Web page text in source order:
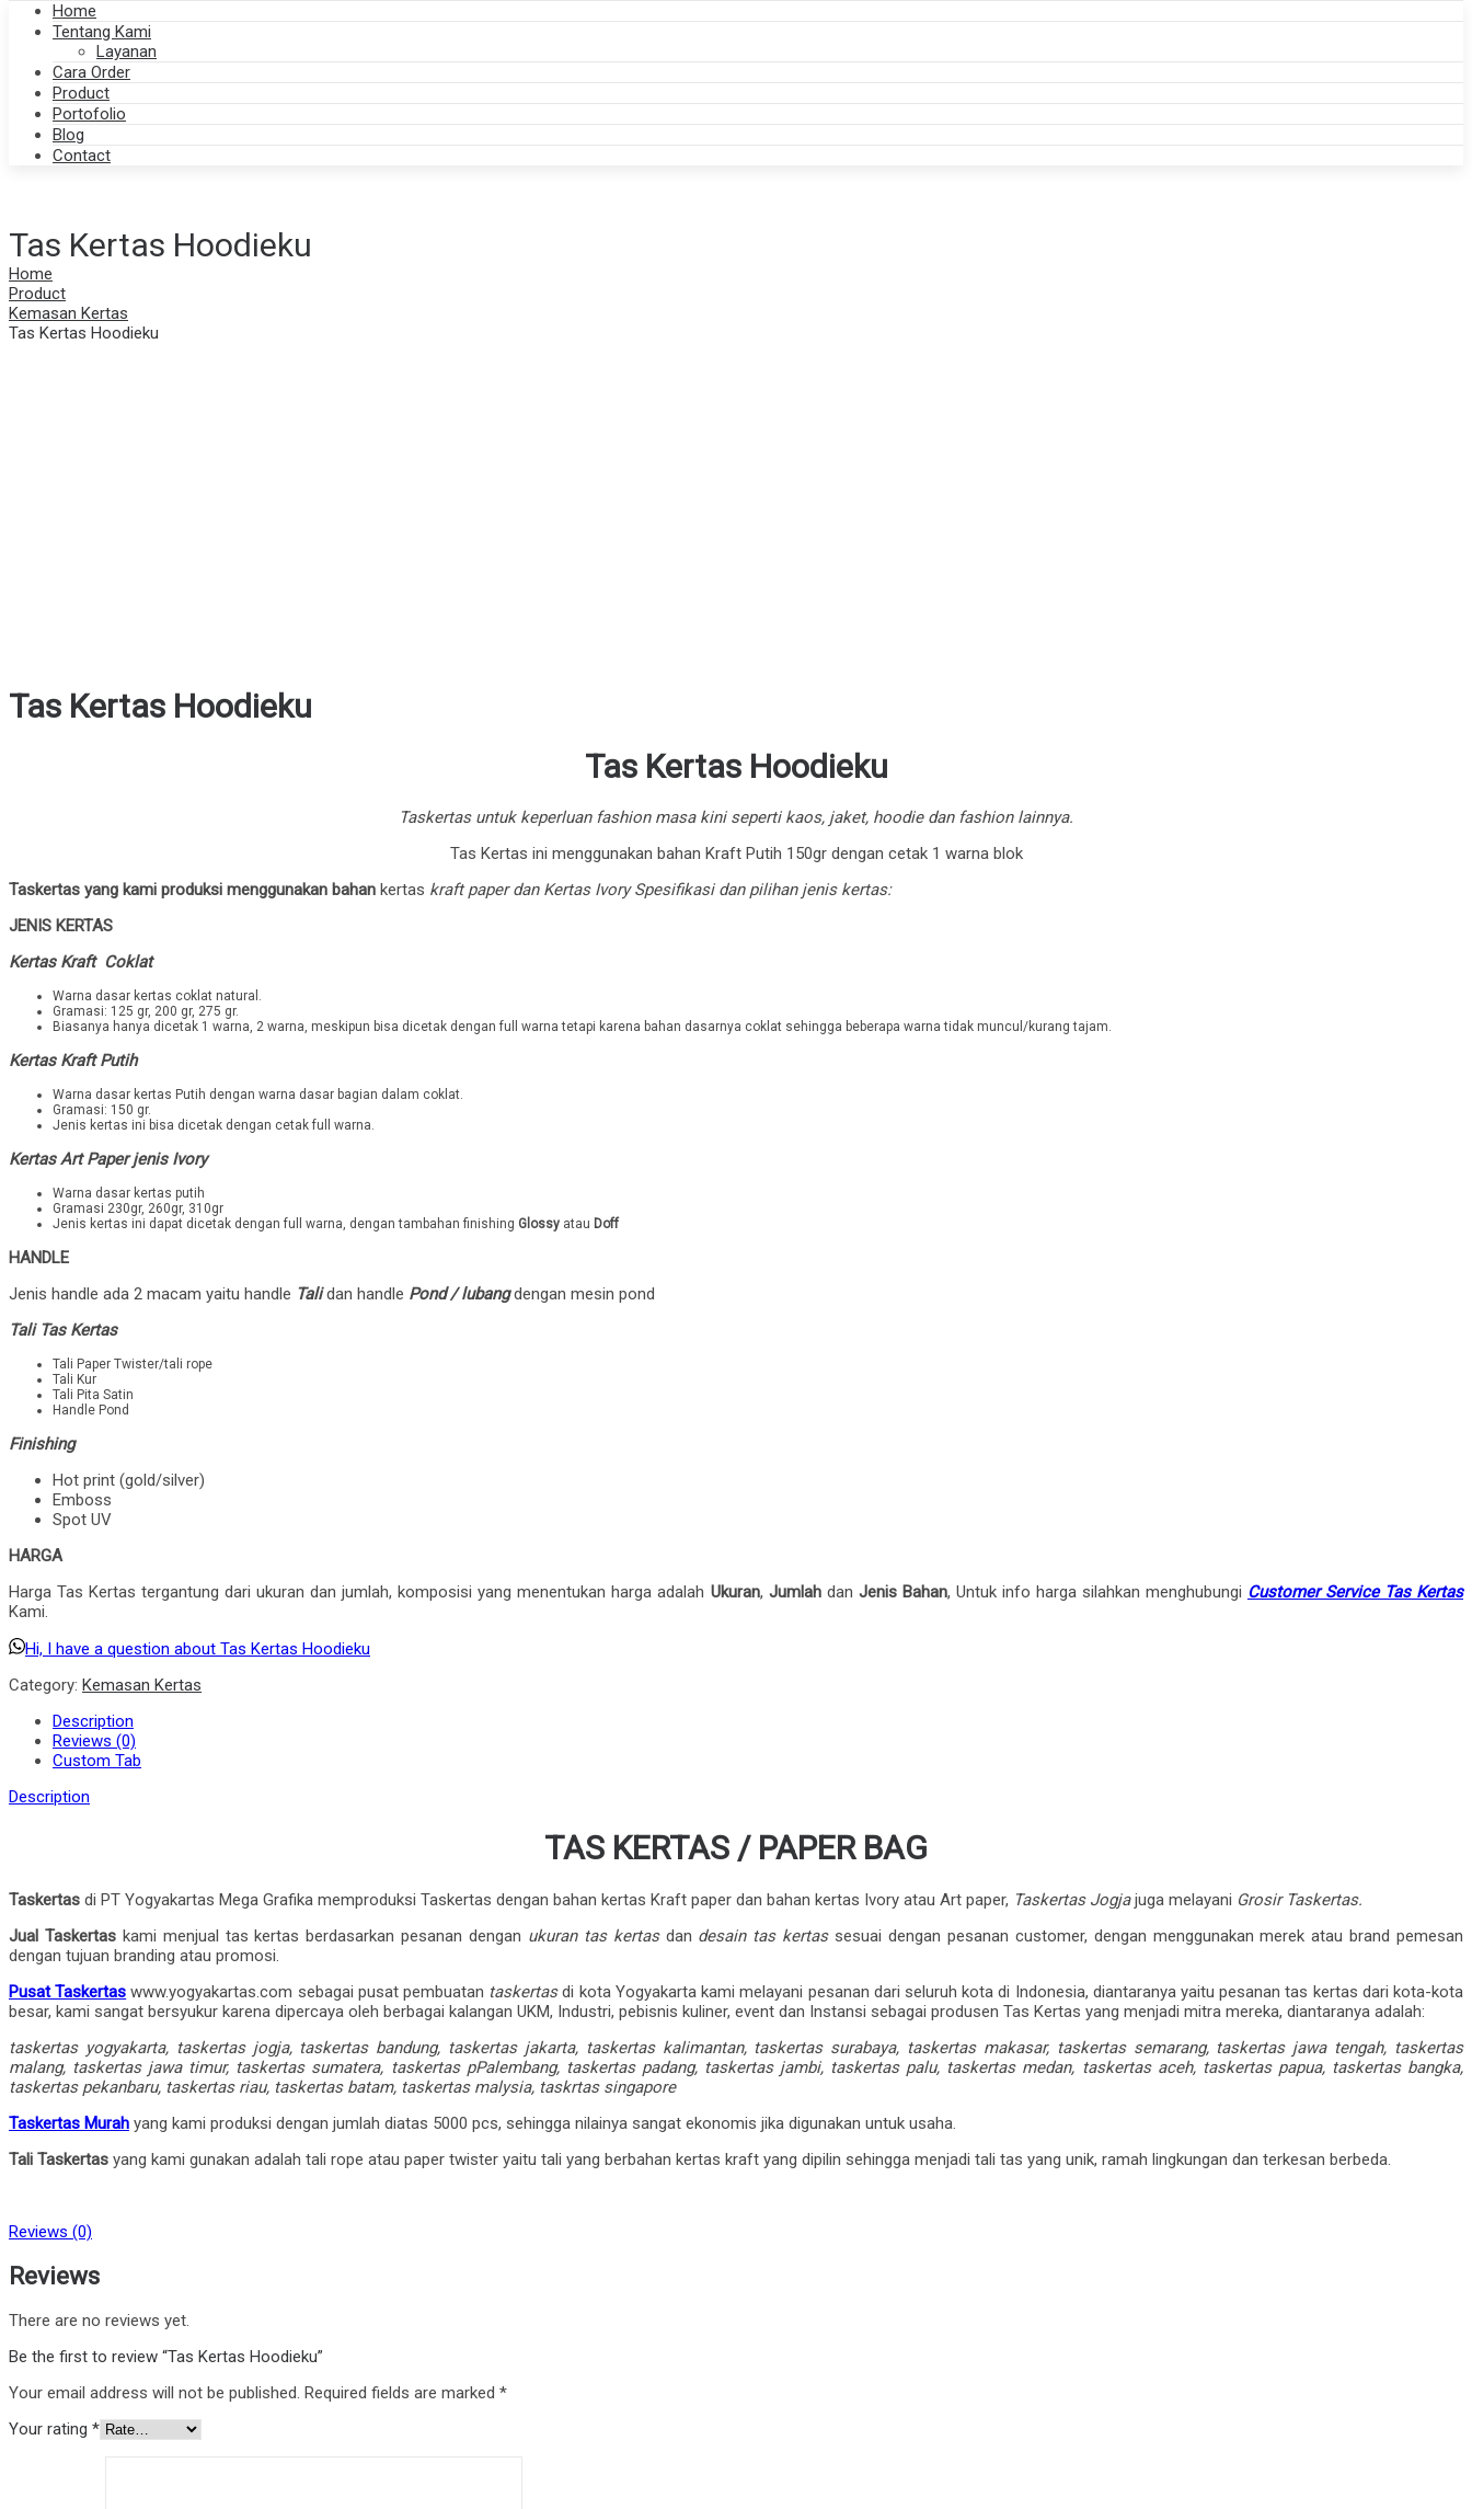
Home
Tentang Kami
Layanan
Cara Order
Product
Portofolio
Blog
Contact
Tas Kertas Hoodieku
Home
Product
Kemasan Kertas
Tas Kertas Hoodieku
Tas Kertas Hoodieku
Tas Kertas Hoodieku
Taskertas untuk keperluan fashion masa kini seperti kaos, jaket, hoodie dan fashion lainnya.
Tas Kertas ini menggunakan bahan Kraft Putih 150gr dengan cetak 1 warna blok
Taskertas yang kami produksi menggunakan bahan kertas kraft paper dan Kertas Ivory Spesifikasi dan pilihan jenis kertas:
JENIS KERTAS
Kertas Kraft Coklat
Warna dasar kertas coklat natural.
Gramasi: 125 gr, 200 gr, 275 gr.
Biasanya hanya dicetak 1 warna, 2 warna, meskipun bisa dicetak dengan full warna tetapi karena bahan dasarnya coklat sehingga beberapa warna tidak muncul/kurang tajam.
Kertas Kraft Putih
Warna dasar kertas Putih dengan warna dasar bagian dalam coklat.
Gramasi: 150 gr.
Jenis kertas ini bisa dicetak dengan cetak full warna.
Kertas Art Paper jenis Ivory
Warna dasar kertas putih
Gramasi 230gr, 260gr, 310gr
Jenis kertas ini dapat dicetak dengan full warna, dengan tambahan finishing Glossy atau Doff
HANDLE
Jenis handle ada 2 macam yaitu handle Talidan handle Pond / lubangdengan mesin pond
Tali Tas Kertas
Tali Paper Twister/tali rope
Tali Kur
Tali Pita Satin
Handle Pond
Finishing
Hot print (gold/silver)
Emboss
Spot UV
HARGA
Harga Tas Kertas tergantung dari ukuran dan jumlah, komposisi yang menentukan harga adalah Ukuran, Jumlahdan Jenis Bahan, Untuk info harga silahkan menghubungi Customer Service Tas Kertas
Kami.
Hi, I have a question about Tas Kertas Hoodieku
Category: Kemasan Kertas
Description
Reviews (0)
Custom Tab
Description
TAS KERTAS / PAPER BAG
Taskertas di PT Yogyakartas Mega Grafika memproduksi Taskertas dengan bahan kertas Kraft paper dan bahan kertas Ivory atau Art paper, Taskertas Jogjajuga melayani Grosir Taskertas.
Jual Taskertas kami menjual tas kertas berdasarkan pesanan dengan ukuran tas kertasdan desain tas kertassesuai dengan pesanan customer, dengan menggunakan merek atau brand pemesan
dengan tujuan branding atau promosi.
Pusat Taskertas www.yogyakartas.com sebagai pusat pembuatan taskertasdi kota Yogyakarta kami melayani pesanan dari seluruh kota di Indonesia, diantaranya yaitu pesanan tas kertas dari kota-kota
besar, kami sangat bersyukur karena dipercaya oleh berbagai kalangan UKM, Industri, pebisnis kuliner, event dan Instansi sebagai produsen Tas Kertas yang menjadi mitra mereka, diantaranya adalah:
taskertas yogyakarta, taskertas jogja, taskertas bandung, taskertas jakarta, taskertas kalimantan, taskertas surabaya, taskertas makasar, taskertas semarang, taskertas jawa tengah, taskertas
malang, taskertas jawa timur, taskertas sumatera, taskertas pPalembang, taskertas padang, taskertas jambi, taskertas palu, taskertas medan, taskertas aceh, taskertas papua, taskertas bangka,
taskertas pekanbaru, taskertas riau, taskertas batam, taskertas malysia, taskrtas singapore
Taskertas Murah yang kami produksi dengan jumlah diatas 5000 pcs, sehingga nilainya sangat ekonomis jika digunakan untuk usaha.
Tali Taskertas yang kami gunakan adalah tali rope atau paper twister yaitu tali yang berbahan kertas kraft yang dipilin sehingga menjadi tali tas yang unik, ramah lingkungan dan terkesan berbeda.
Reviews (0)
Reviews
There are no reviews yet.
Be the first to review “Tas Kertas Hoodieku”
Your email address will not be published. Required fields are marked *
Your rating *